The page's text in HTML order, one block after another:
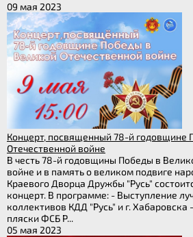
09 мая 2023
Концерт, посвященный 78-й годовщине
Отечественной войне
В честь 78-й годовщины Победы в
войне и в память о великом подвиге
Краевого Дворца Дружбы "Русь"
концерт. В программе: - Выступление
коллективов КДД "Русь" и г. Хабаровска
пляски ФСБ Р...
05 мая 2023